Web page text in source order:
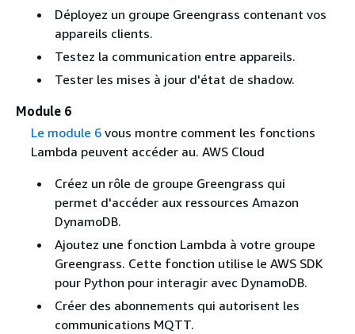
Déployez un groupe Greengrass contenant vos
appareils clients.
Testez la communication entre appareils.
Tester les mises à jour d'état de shadow.
Module 6
Le module 6vous montre comment les fonctions
Lambda peuvent accéder au. AWS Cloud
Créez un rôle de groupe Greengrass qui
permet d'accéder aux ressources Amazon
DynamoDB.
Ajoutez une fonction Lambda à votre groupe
Greengrass. Cette fonction utilise le AWS SDK
pour Python pour interagir avec DynamoDB.
Créer des abonnements qui autorisent les
communications MQTT.